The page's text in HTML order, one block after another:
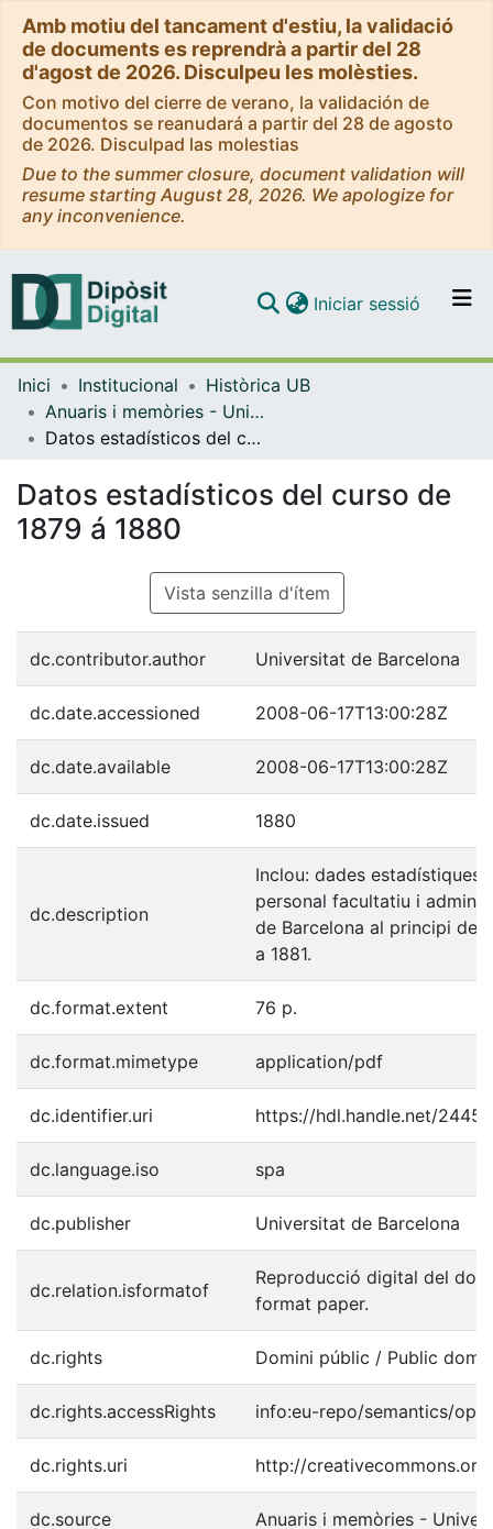
Amb motiu del tancament d'estiu, la validació
de documents es reprendrà a partir del 28
d'agost de 2026. Disculpeu les molèsties.
Con motivo del cierre de verano, la validación de
documentos se reanudará a partir del 28 de agosto
de 2026. Disculpad las molestias
Due to the summer closure, document validation will
resume starting August 28, 2026. We apologize for
any inconvenience.
Navega per tot el DD
Iniciar sessió (current)
Inici Institucional
Històrica UB
Anuaris i memòries - Universitat de Barcelona
Datos estadísticos del curso de 1879 á 1880
Datos estadísticos del curso de
1879 á 1880
Vista senzilla d'ítem
dc.contributor.author Universitat de Barcelona
dc.date.accessioned 2008-06-17T13:00:28Z
dc.date.available 2008-06-17T13:00:28Z
dc.date.issued 1880
dc.description
Inclou: dades estadístiques
personal facultatiu i
de Barcelona al principi de
a 1881.
dc.format.extent 76 p.
dc.format.mimetype application/pdf
dc.identifier.uri https://hdl.handle.net/2445/
dc.language.iso spa
dc.publisher Universitat de Barcelona
dc.relation.isformatof
Reproducció digital del
format paper.
dc.rights Domini públic / Public
dc.rights.accessRights info:eu-repo/semantics/
dc.rights.uri http://
dc.source Anuaris i memòries -